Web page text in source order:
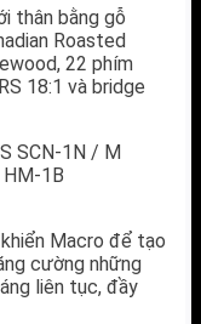
thân bằng gỗ
Roasted
22 phím
18:1 và bridge
SCN-1N / M
1B
Macro để tạo
cường những
liên tục, đầy